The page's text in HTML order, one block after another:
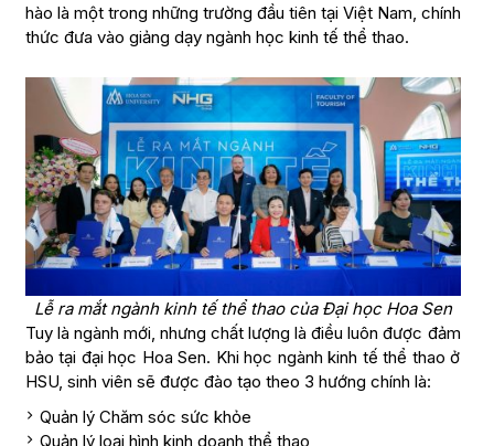
hào là một trong những trường đầu tiên tại Việt Nam, chính
thức đưa vào giảng dạy ngành học kinh tế thể thao.
Lễ ra mắt ngành kinh tế thể thao của Đại học Hoa Sen
Tuy là ngành mới, nhưng chất lượng là điều luôn được đảm
bảo tại đại học Hoa Sen. Khi học ngành kinh tế thể thao ở
HSU, sinh viên sẽ được đào tạo theo 3 hướng chính là:
Quản lý Chăm sóc sức khỏe
Quản lý loại hình kinh doanh thể thao